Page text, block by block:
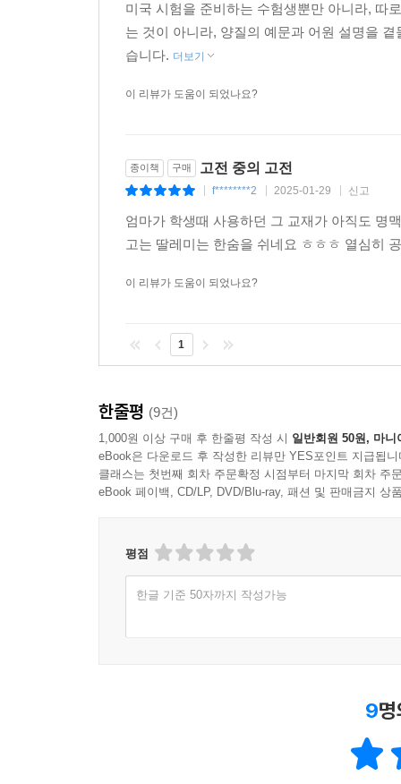
미국 시험을 준비하는 수험생뿐만 아니라, 따
는 것이 아니라, 양질의 예문과 어원 설명을
습니다. 더보기
이 리뷰가 도움이 되었나요?
종이책 구매 고전 중의 고전
f********2 2025-01-29 신고
엄마가 학생때 사용하던 그 교재가 아직도 명
고는 딸레미는 한숨을 쉬네요 ㅎㅎㅎ 열심히
이 리뷰가 도움이 되었나요?
1
한줄평 (9건)
1,000원 이상 구매 후 한줄평 작성 시 일반회원 50원, 마니
eBook은 다운로드 후 작성한 리뷰만 YES포인트 지급됩니
클래스는 첫번째 회차 주문확정 시점부터 마지막 회차 주
eBook 페이백, CD/LP, DVD/Blu-ray, 패션 및 판매금지 상
평점
한글 기준 50자까지 작성가능
9